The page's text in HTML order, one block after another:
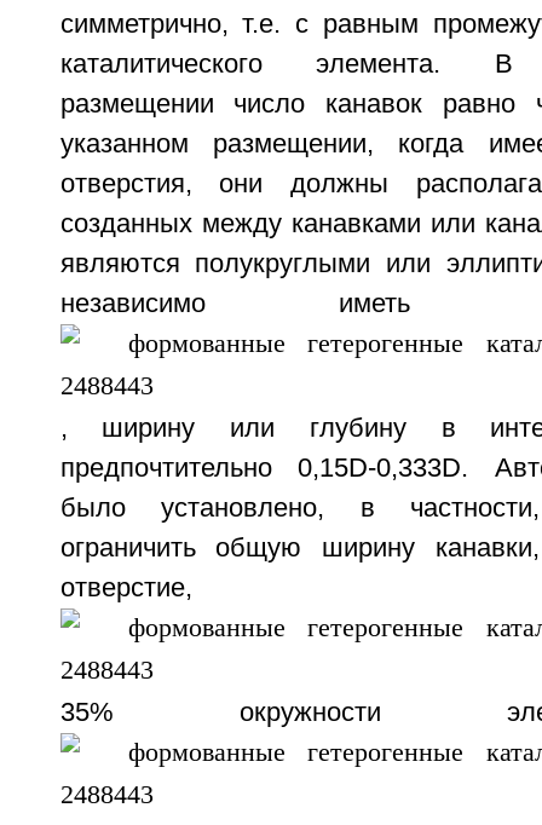
симметрично, т.е. с равным
каталитического элемента. В
размещении число канавок равно
указанном размещении, когда
отверстия, они должны
созданных между канавками или
являются полукруглыми или
независимо иметь
, ширину или глубину в
предпочтительно 0,15D-0,333D.
было установлено, в
ограничить общую ширину
35% окружности